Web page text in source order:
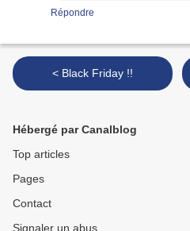
Répondre
< Black Friday !!
Hébergé par Canalblog
Top articles
Pages
Contact
Signaler un abus